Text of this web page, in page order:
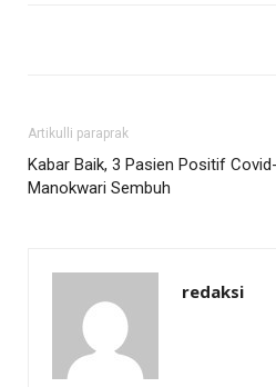
Artikulli paraprak
Kabar Baik, 3 Pasien Positif
Manokwari Sembuh
redaksi